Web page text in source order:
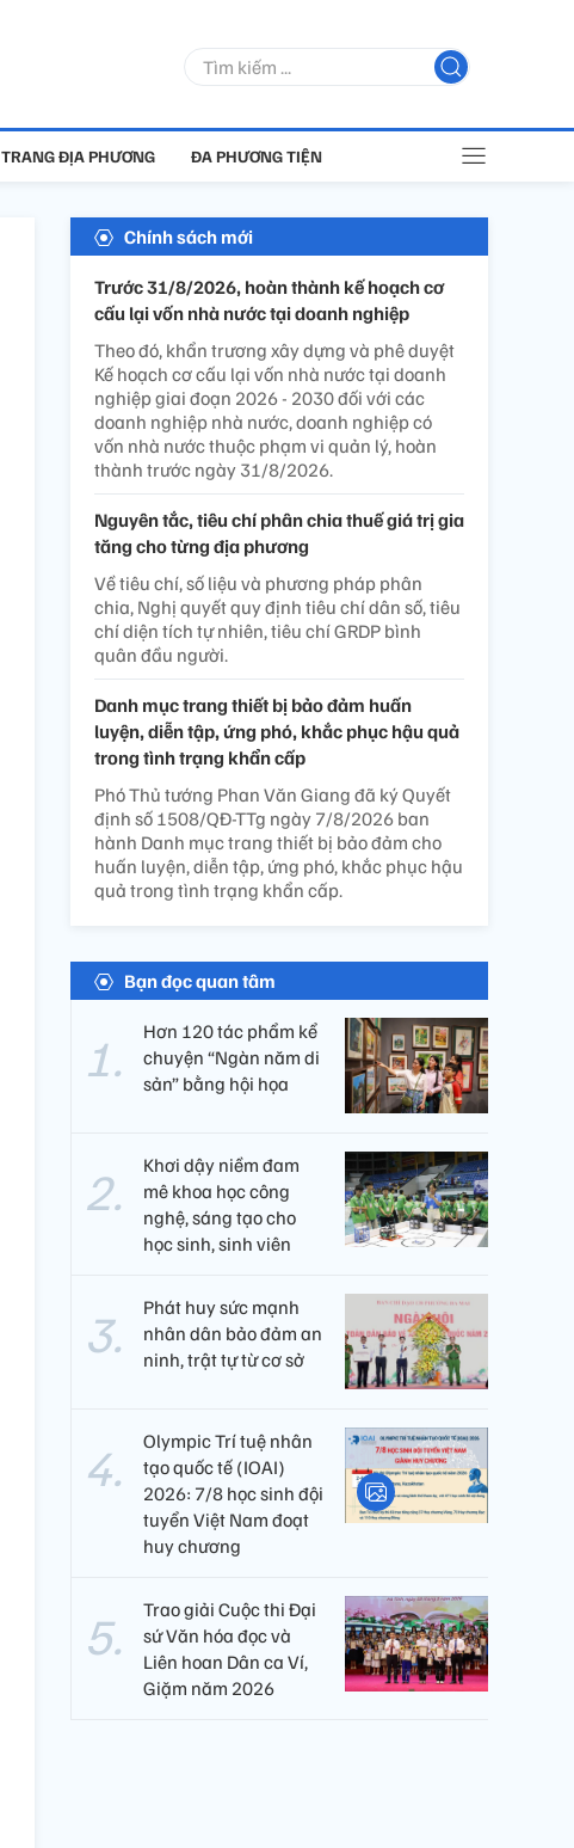
TRANG ĐỊA PHƯƠNG ĐA PHƯƠNG TIỆN
Chính sách mới
Trước 31/8/2026, hoàn thành kế hoạch cơ
cấu lại vốn nhà nước tại doanh nghiệp
Theo đó, khẩn trương xây dựng và phê duyệt
Kế hoạch cơ cấu lại vốn nhà nước tại doanh
nghiệp giai đoạn 2026 - 2030 đối với các
doanh nghiệp nhà nước, doanh nghiệp có
vốn nhà nước thuộc phạm vi quản lý, hoàn
thành trước ngày 31/8/2026.
Nguyên tắc, tiêu chí phân chia thuế giá trị gia
tăng cho từng địa phương
Về tiêu chí, số liệu và phương pháp phân
chia, Nghị quyết quy định tiêu chí dân số, tiêu
chí diện tích tự nhiên, tiêu chí GRDP bình
quân đầu người.
Danh mục trang thiết bị bảo đảm huấn
luyện, diễn tập, ứng phó, khắc phục hậu quả
trong tình trạng khẩn cấp
Phó Thủ tướng Phan Văn Giang đã ký Quyết
định số 1508/QĐ-TTg ngày 7/8/2026 ban
hành Danh mục trang thiết bị bảo đảm cho
huấn luyện, diễn tập, ứng phó, khắc phục hậu
quả trong tình trạng khẩn cấp.
Bạn đọc quan tâm
Hơn 120 tác phẩm kể
chuyện “Ngàn năm di
sản” bằng hội họa
Khơi dậy niềm đam
mê khoa học công
nghệ, sáng tạo cho
học sinh, sinh viên
Phát huy sức mạnh
nhân dân bảo đảm an
ninh, trật tự từ cơ sở
Olympic Trí tuệ nhân
tạo quốc tế (IOAI)
2026: 7/8 học sinh đội
tuyển Việt Nam đoạt
huy chương
Trao giải Cuộc thi Đại
sứ Văn hóa đọc và
Liên hoan Dân ca Ví,
Giặm năm 2026